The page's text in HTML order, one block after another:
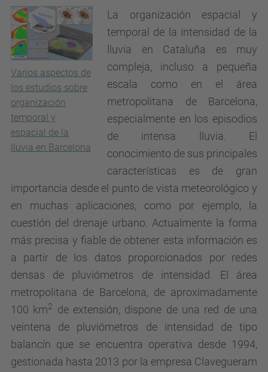
Varios aspectos de
los estudios sobre
organización
temporal y
espacial de la
lluvia en Barcelona
La organización espacial y
temporal de la intensidad de la
lluvia en Cataluña es muy
compleja, incluso a pequeña
escala como en el área
metropolitana de Barcelona,
especialmente en los episodios
de intensa lluvia. El
conocimiento de sus principales
características es de gran
importancia desde el punto de vista meteorológico y
en muchas aplicaciones, como por ejemplo, la
cuestión del drenaje urbano. Actualmente la forma
más precisa y fiable de obtener esta información es
a partir de los datos proporcionados por redes
densas de pluviómetros de intensidad. El área
metropolitana de Barcelona, de aproximadamente
100 km2
de extensión, dispone de una red de una
veintena de pluviómetros de intensidad de tipo
balancín que se encuentra operativa desde 1994,
gestionada hasta 2013 por la empresa Clavegueram